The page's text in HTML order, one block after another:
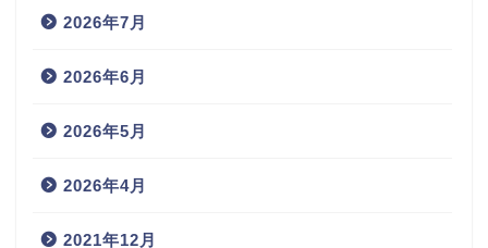
2026年7月
2026年6月
2026年5月
2026年4月
2021年12月